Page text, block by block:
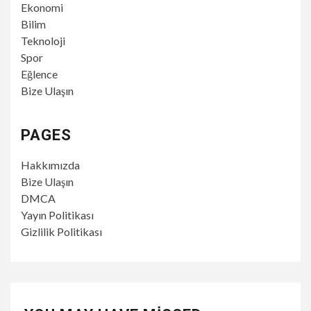
Ekonomi
Bilim
Teknoloji
Spor
Eğlence
Bize Ulaşın
PAGES
Hakkımızda
Bize Ulaşın
DMCA
Yayın Politikası
Gizlilik Politikası